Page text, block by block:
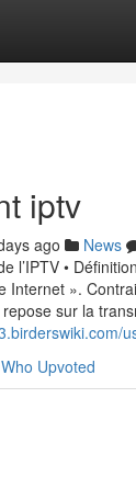
iptv
ago News
l’IPTV •
Internet ».
sur la
Who Upvoted